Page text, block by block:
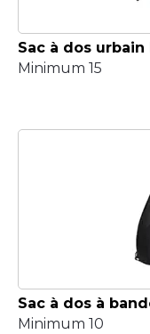
Sac à dos
Minimum 15
Sac à dos à
Minimum 10